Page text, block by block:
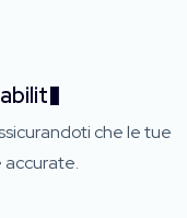
che le tue
accurate.